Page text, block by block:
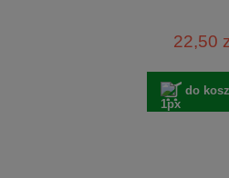
22,50
do